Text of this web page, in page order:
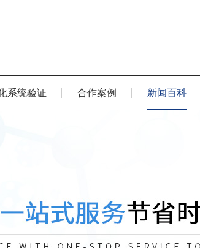
系统验证 合作案例 新闻百科